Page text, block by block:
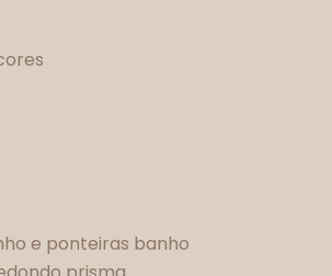
e ponteiras banho